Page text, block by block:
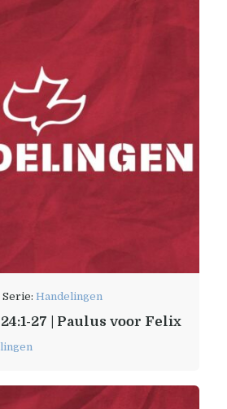
Serie: Handelingen
27 | Paulus voor Felix